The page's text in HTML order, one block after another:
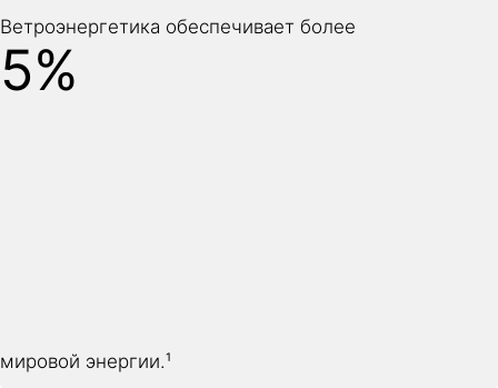
Ветроэнергетика обеспечивает более
5%
мировой энергии.¹